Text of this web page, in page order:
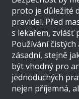
proto je důležité
pravidel. Před
s lékařem, zvlášť
Používání
zásadní, stejně
být vhodný pro
jednoduchých
nejen příjemná,